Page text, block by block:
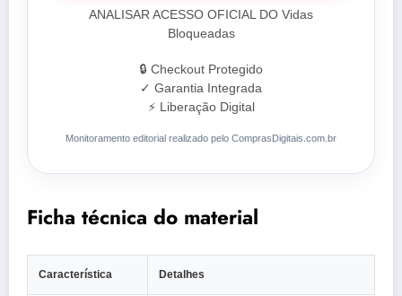
ANALISAR ACESSO OFICIAL DO Vidas
Bloqueadas
🔒 Checkout Protegido
✓ Garantia Integrada
⚡ Liberação Digital
Monitoramento editorial realizado pelo ComprasDigitais.com.br
Ficha técnica do material
Característica Detalhes